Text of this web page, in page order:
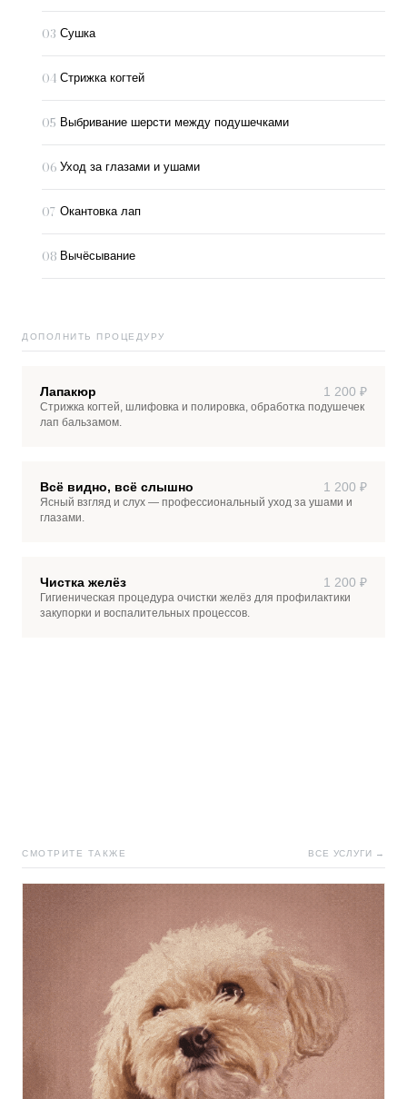
03 Сушка
04 Стрижка когтей
05 Выбривание шерсти между подушечками
06 Уход за глазами и ушами
07 Окантовка лап
08 Вычёсывание
ДОПОЛНИТЬ ПРОЦЕДУРУ
Лапакюр 1 200 ₽
Стрижка когтей, шлифовка и полировка, обработка подушечек
лап бальзамом.
Всё видно, всё слышно 1 200 ₽
Ясный взгляд и слух — профессиональный уход за ушами и
глазами.
Чистка желёз 1 200 ₽
Гигиеническая процедура очистки желёз для профилактики
закупорки и воспалительных процессов.
СМОТРИТЕ ТАКЖЕ ВСЕ УСЛУГИ →